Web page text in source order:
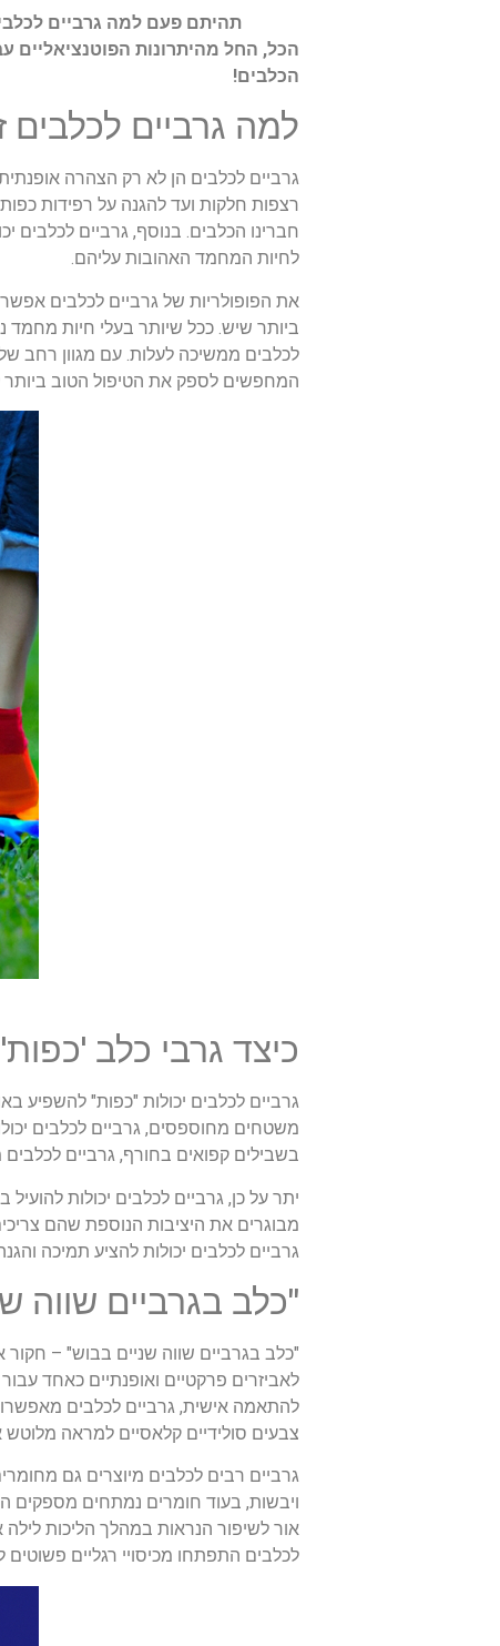
תהיתם פעם למה גרביים לכלבים
הכל, החל מהיתרונות הפוטנציאליים
הכלבים!
למה גרביים לכלבים
גרביים לכלבים הן לא רק הצהרה
רצפות חלקות ועד להגנה על רפידות
חברינו הכלבים. בנוסף, גרביים לכלבים
לחיות המחמד האהובות עליהם.
את הפופולריות של גרביים לכלבים
ביותר שיש. ככל שיותר בעלי חיות מחמד
לכלבים ממשיכה לעלות. עם מגוון רחב
המחפשים לספק את הטיפול הטוב ביותר
כיצד גרבי כלב
גרביים לכלבים יכולות "כפות" להשפיע
משטחים מחוספסים, גרביים לכלבים
בשבילים קפואים בחורף, גרביים
יתר על כן, גרביים לכלבים יכולות
מבוגרים את היציבות הנוספת שהם
גרביים לכלבים יכולות להציע תמיכה
"כלב בגרביים שווה
"כלב בגרביים שווה שניים בבוש" – חקור
לאביזרים פרקטיים ואופנתיים כאחד
להתאמה אישית, גרביים לכלבים
צבעים סולידיים קלאסיים למראה
גרביים רבים לכלבים מיוצרים גם
ויבשות, בעוד חומרים נמתחים מספקים
אור לשיפור הנראות במהלך הליכות לילה
לכלבים התפתחו מכיסויי רגליים פשוטים